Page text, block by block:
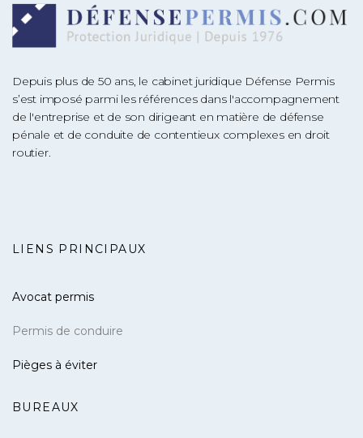
Depuis plus de 50 ans, le cabinet juridique Défense Permis
s’est imposé parmi les références dans l'accompagnement
de l'entreprise et de son dirigeant en matière de défense
pénale et de conduite de contentieux complexes en droit
routier.
LIENS PRINCIPAUX
Avocat permis
Permis de conduire
Pièges à éviter
BUREAUX